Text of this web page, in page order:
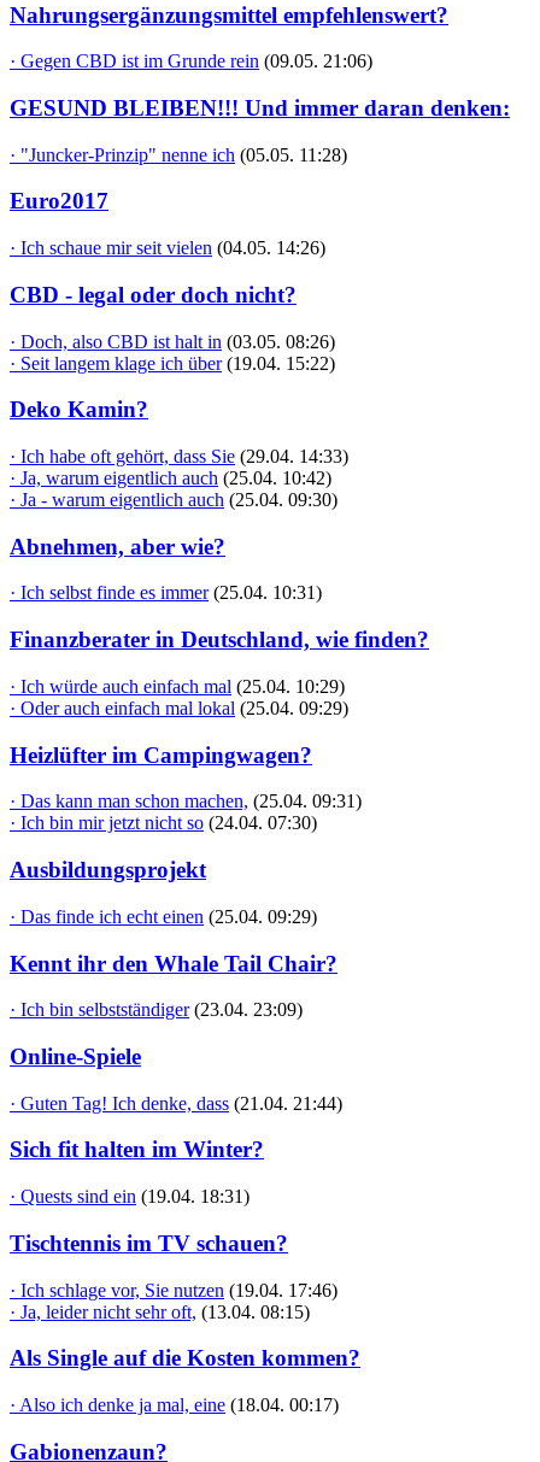
Nahrungsergänzungsmittel empfehlenswert?
· Gegen CBD ist im Grunde rein (09.05. 21:06)
GESUND BLEIBEN!!! Und immer daran denken:
· "Juncker-Prinzip" nenne ich (05.05. 11:28)
Euro2017
· Ich schaue mir seit vielen (04.05. 14:26)
CBD - legal oder doch nicht?
· Doch, also CBD ist halt in (03.05. 08:26)
· Seit langem klage ich über (19.04. 15:22)
Deko Kamin?
· Ich habe oft gehört, dass Sie (29.04. 14:33)
· Ja, warum eigentlich auch (25.04. 10:42)
· Ja - warum eigentlich auch (25.04. 09:30)
Abnehmen, aber wie?
· Ich selbst finde es immer (25.04. 10:31)
Finanzberater in Deutschland, wie finden?
· Ich würde auch einfach mal (25.04. 10:29)
· Oder auch einfach mal lokal (25.04. 09:29)
Heizlüfter im Campingwagen?
· Das kann man schon machen, (25.04. 09:31)
· Ich bin mir jetzt nicht so (24.04. 07:30)
Ausbildungsprojekt
· Das finde ich echt einen (25.04. 09:29)
Kennt ihr den Whale Tail Chair?
· Ich bin selbstständiger (23.04. 23:09)
Online-Spiele
· Guten Tag! Ich denke, dass (21.04. 21:44)
Sich fit halten im Winter?
· Quests sind ein (19.04. 18:31)
Tischtennis im TV schauen?
· Ich schlage vor, Sie nutzen (19.04. 17:46)
· Ja, leider nicht sehr oft, (13.04. 08:15)
Als Single auf die Kosten kommen?
· Also ich denke ja mal, eine (18.04. 00:17)
Gabionenzaun?